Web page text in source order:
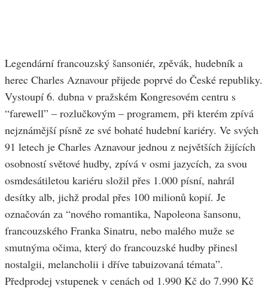
Legendární francouzský šansoniér, zpěvák, hudebník a
herec Charles Aznavour přijede poprvé do České republiky.
Vystoupí 6. dubna v pražském Kongresovém centru s
“farewell” – rozlučkovým – programem, při kterém zpívá
nejznámější písně ze své bohaté hudební kariéry. Ve svých
91 letech je Charles Aznavour jednou z největších žijících
osobností světové hudby, zpívá v osmi jazycích, za svou
osmdesátiletou kariéru složil přes 1.000 písní, nahrál
desítky alb, jichž prodal přes 100 milionů kopií. Je
označován za “nového romantika, Napoleona šansonu,
francouzského Franka Sinatru, nebo malého muže se
smutnýma očima, který do francouzské hudby přinesl
nostalgii, melancholii i dříve tabuizovaná témata”.
Předprodej vstupenek v cenách od 1.990 Kč do 7.990 Kč